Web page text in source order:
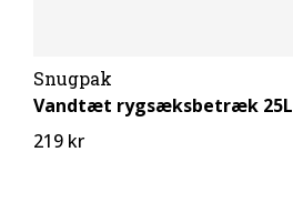
Snugpak
Vandtæt rygsæksbetræk 25L
219 kr